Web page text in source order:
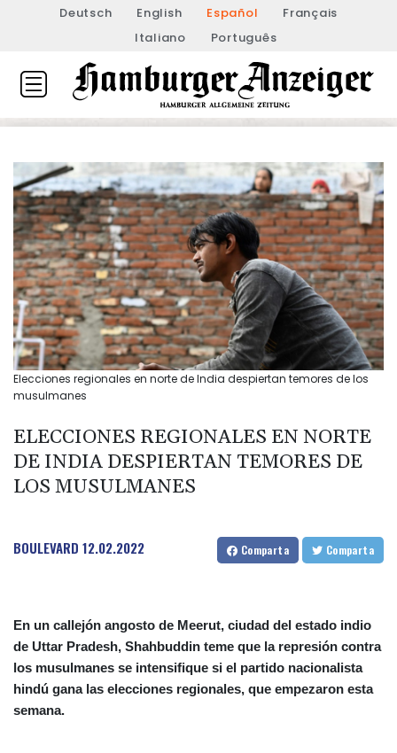
Deutsch English Español
Français
Italiano
Português
Elecciones regionales en norte de India despiertan temores de los
musulmanes
ELECCIONES REGIONALES EN NORTE
DE INDIA DESPIERTAN TEMORES DE
LOS MUSULMANES
BOULEVARD 12.02.2022 Comparta Comparta
En un callejón angosto de Meerut, ciudad del estado indio
de Uttar Pradesh, Shahbuddin teme que la represión contra
los musulmanes se intensifique si el partido nacionalista
hindú gana las elecciones regionales, que empezaron esta
semana.